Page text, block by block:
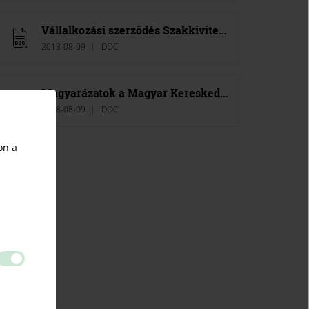
Vállalkozási szerződés Szakkivitelezésre (tételes elszámolású)
2018-08-09 DOC
Magyarázatok a Magyar Kereskedelmi és Iparkamara által kis- és mikrovállalkozások részére alkalmazásra javasolt vállalkozási mintaszerződésekhez
2018-08-09 DOC
a